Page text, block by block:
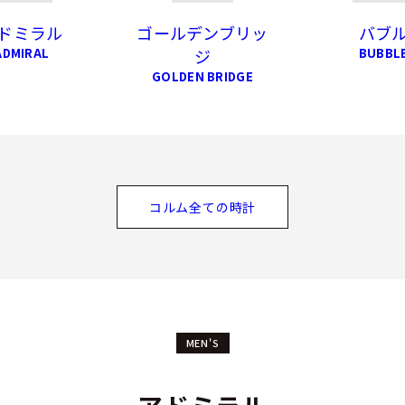
ミラル
ゴールデンブリッ
ジ
GOLDEN BRIDGE
バブ
コルム全ての時計
MEN'S